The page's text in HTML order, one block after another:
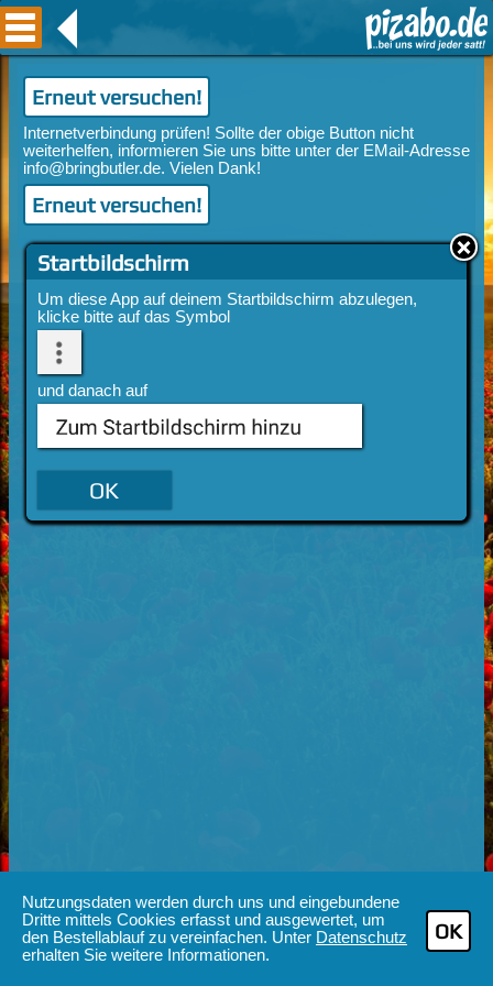
Nutzungsdaten werden durch uns und eingebundene
Dritte mittels Cookies erfasst und ausgewertet, um
den Bestellablauf zu vereinfachen. Unter Datenschutz
erhalten Sie weitere Informationen.
OK
Startbildschirm
Um diese App auf deinem Startbildschirm abzulegen,
klicke bitte auf das Symbol
und danach auf
Erneut versuchen!
Erneut versuchen!